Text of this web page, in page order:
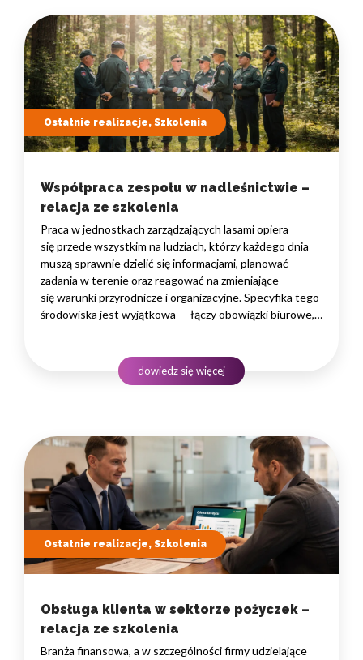
Ostatnie realizacje, Szkolenia
Współpraca zespołu w nadleśnictwie –
relacja ze szkolenia
Praca w jednostkach zarządzających lasami opiera
się przede wszystkim na ludziach, którzy każdego dnia
muszą sprawnie dzielić się informacjami, planować
zadania w terenie oraz reagować na zmieniające
się warunki przyrodnicze i organizacyjne. Specyfika tego
środowiska jest wyjątkowa — łączy obowiązki biurowe,
podejmowania decyzji. W takim środowisku
to nie pojedyncze kompetencje, lecz dobrze…
dowiedz się więcej
Ostatnie realizacje, Szkolenia
Obsługa klienta w sektorze pożyczek –
relacja ze szkolenia
Branża finansowa, a w szczególności firmy udzielające